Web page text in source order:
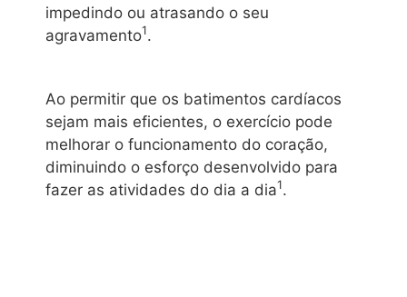
impedindo ou atrasando o seu
agravamento1.
Ao permitir que os batimentos cardíacos
sejam mais eficientes, o exercício pode
melhorar o funcionamento do coração,
diminuindo o esforço desenvolvido para
fazer as atividades do dia a dia1.